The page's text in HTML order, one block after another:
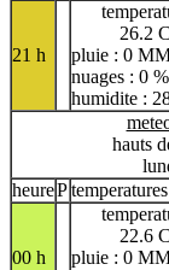
21 h
26.2 C
pluie : 0
nuages : 0 %
humidite :
hauts
heureP
00 h
22.6 C
pluie : 0